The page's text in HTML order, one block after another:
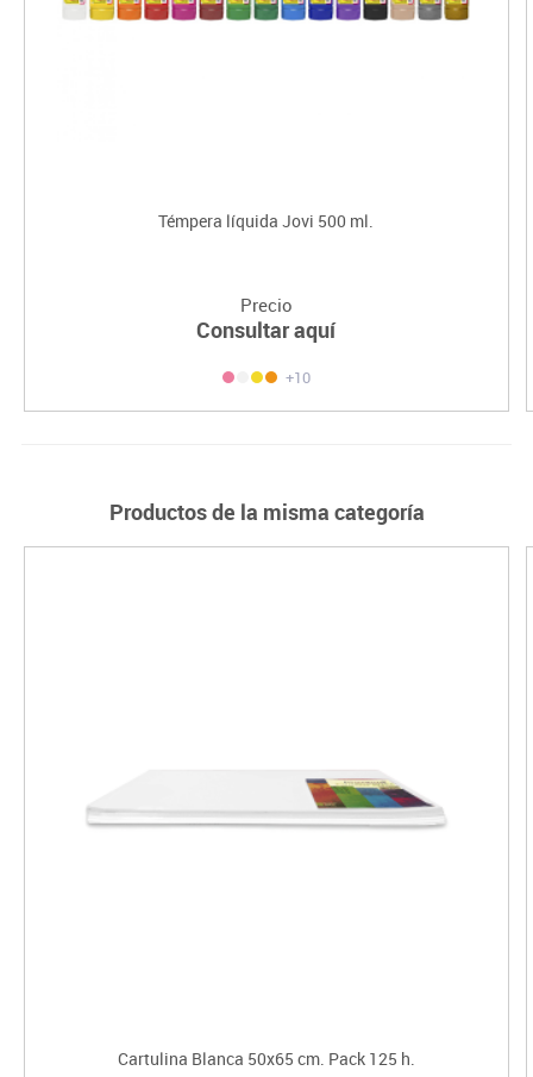
Témpera líquida Jovi 500 ml.
Precio
Consultar aquí
+10
Productos de la misma categoría
Cartulina Blanca 50x65 cm. Pack 125 h.